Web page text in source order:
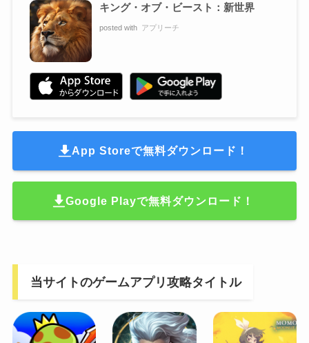
キング・オブ・ビースト：新世界
posted with アプリーチ
App Storeで無料ダウンロード！
Google Playで無料ダウンロード！
当サイトのゲームアプリ攻略タイトル